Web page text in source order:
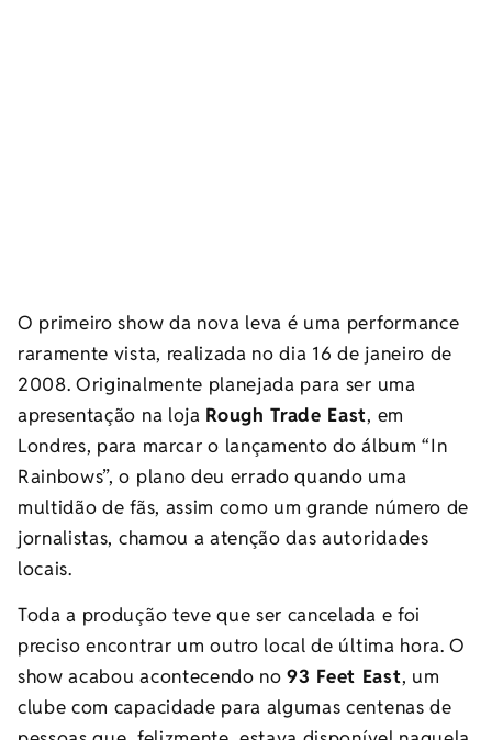
O primeiro show da nova leva é uma performance
raramente vista, realizada no dia 16 de janeiro de
2008. Originalmente planejada para ser uma
apresentação na loja Rough Trade East, em
Londres, para marcar o lançamento do álbum “In
Rainbows”, o plano deu errado quando uma
multidão de fãs, assim como um grande número de
jornalistas, chamou a atenção das autoridades
locais.
Toda a produção teve que ser cancelada e foi
preciso encontrar um outro local de última hora. O
show acabou acontecendo no93 Feet East, um
clube com capacidade para algumas centenas de